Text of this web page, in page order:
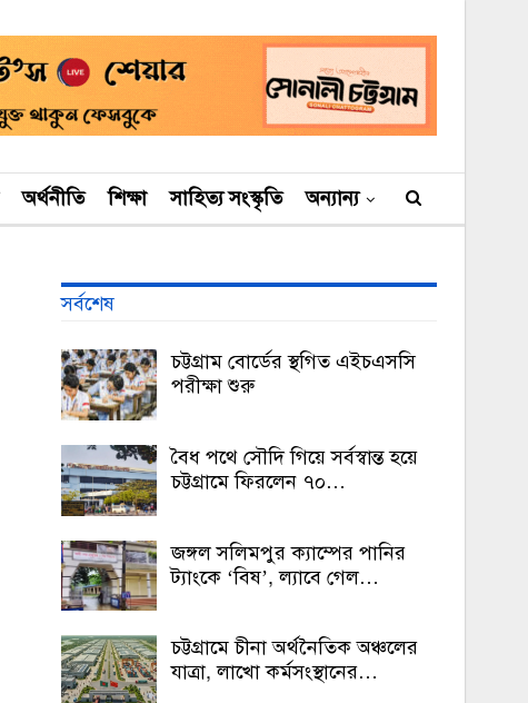
অর্থনীতি শিক্ষা সাহিত্য সংস্কৃতি অন্যান্য
সর্বশেষ
চট্টগ্রাম বোর্ডের স্থগিত এইচএসসি
পরীক্ষা শুরু
বৈধ পথে সৌদি গিয়ে সর্বস্বান্ত হয়ে
চট্টগ্রামে ফিরলেন ৭০…
জঙ্গল সলিমপুর ক্যাম্পের পানির
ট্যাংকে ‘বিষ’, ল্যাবে গেল…
চট্টগ্রামে চীনা অর্থনৈতিক অঞ্চলের
যাত্রা, লাখো কর্মসংস্থানের…